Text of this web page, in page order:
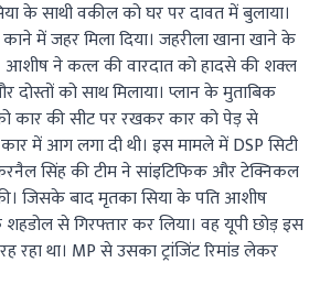
के साथी वकील को घर पर दावत में बुलाया।
में जहर मिला दिया। जहरीला खाना खाने के
आशीष ने कत्ल की वारदात को हादसे की शक्ल
को साथ मिलाया। प्लान के मुताबिक
कार की सीट पर रखकर कार को पेड़ से
में आग लगा दी थी। इस मामले में DSP सिटी
सिंह की टीम ने सांइटिफिक और टेक्निकल
जिसके बाद मृतका सिया के पति आशीष
से गिरफ्तार कर लिया। वह यूपी छोड़ इस
रहा था। MP से उसका ट्रांजिंट रिमांड लेकर